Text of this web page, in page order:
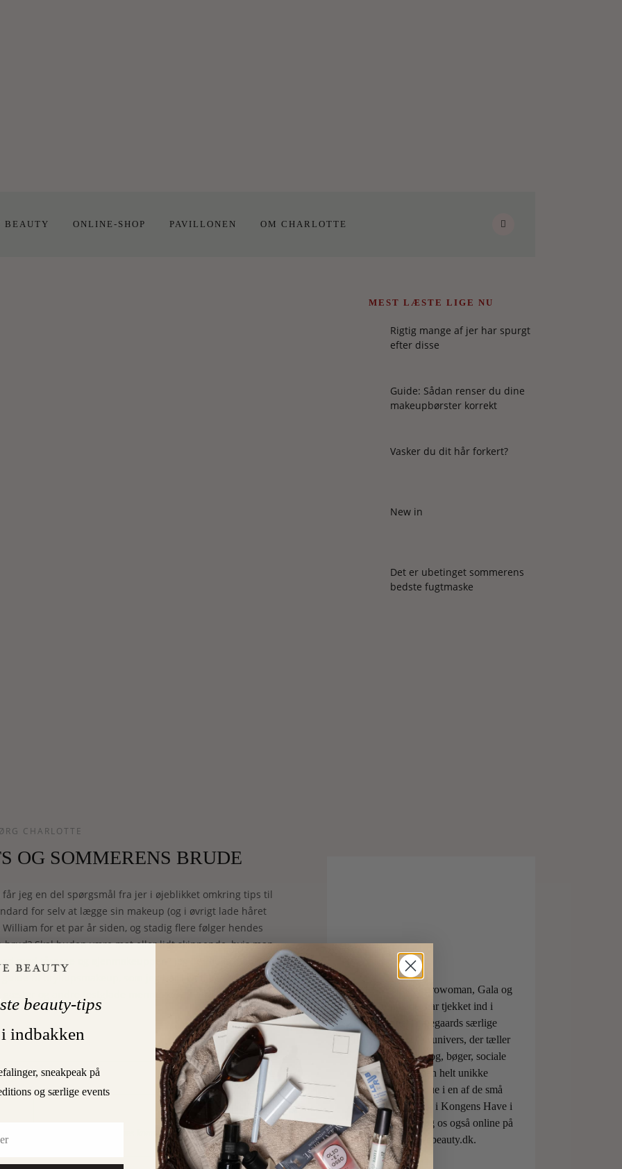
BEAUTY ONLINE-SHOP PAVILLONEN OM CHARLOTTE
CHARLOTTE
OG SOMMERENS BRUDE
jeg en del spørgsmål fra jer i øjeblikket omkring tips til
for selv at lægge sin makeup (og i øvrigt lade håret
for et par år siden, og stadig flere følger hendes
Skal huden være mat eller lidt skinnende, hvis man
med tårerne og øjenmakeuppen? Jeg iler fluks med hjælp,
til bryllupsmakeup, som jeg har lavet, lige her. Og ja,
og andre festglade mennesker.
2
NEXT POST
Jeres kommentarer betyder virkelig noget!
MEST LÆSTE LIGE NU
Rigtig mange af jer har spurgt
efter disse
Guide: Sådan renser du dine
makeupbørster korrekt
Vasker du dit hår forkert?
New in
Det er ubetinget sommerens
bedste fugtmaske
ELLE, Vogue, Eurowoman, Gala og
Aftonbladet har tjekket ind i
Charlotte Torpegaards særlige
ILOVEBEAUTYunivers, der tæller
både skønhedsblog, bøger, sociale
medier og den helt unikke
skønhedsboutique i en af de små
berømte pavilloner i Kongens Have i
København. Besøg os også online på
shop.ilovebeauty.dk.
beauty-tips
indbakken
sneakpeak på
og særlige events